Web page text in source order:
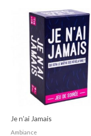
Je n’ai Jamais
Ambiance